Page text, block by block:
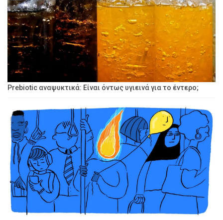
Prebiotic αναψυκτικά: Είναι όντως υγιεινά για το έντερο;